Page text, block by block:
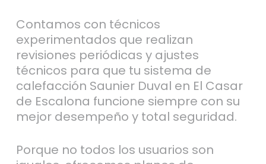
Contamos con técnicos
experimentados que realizan
revisiones periódicas y ajustes
técnicos para que tu sistema de
calefacción Saunier Duval en El Casar
de Escalona funcione siempre con su
mejor desempeño y total seguridad.
Porque no todos los usuarios son